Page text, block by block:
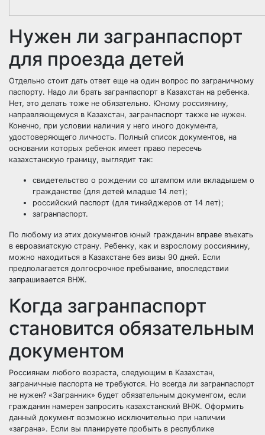
Нужен ли загранпаспорт
для проезда детей
Отдельно стоит дать ответ еще на один вопрос по заграничному
паспорту. Надо ли брать загранпаспорт в Казахстан на ребенка.
Нет, это делать тоже не обязательно. Юному россиянину,
направляющемуся в Казахстан, загранпаспорт также не нужен.
Конечно, при условии наличия у него иного документа,
удостоверяющего личность. Полный список документов, на
основании которых ребенок имеет право пересечь
казахстанскую границу, выглядит так:
свидетельство о рождении со штампом или вкладышем о
гражданстве (для детей младше 14 лет);
российский паспорт (для тинэйджеров от 14 лет);
загранпаспорт.
По любому из этих документов юный гражданин вправе въехать
в евроазиатскую страну. Ребенку, как и взрослому россиянину,
можно находиться в Казахстане без визы 90 дней. Если
предполагается долгосрочное пребывание, впоследствии
запрашивается ВНЖ.
Когда загранпаспорт
становится обязательным
документом
Россиянам любого возраста, следующим в Казахстан,
заграничные паспорта не требуются. Но всегда ли загранпаспорт
не нужен? «Загранник» будет обязательным документом, если
гражданин намерен запросить казахстанский ВНЖ. Оформить
данный документ возможно исключительно при наличии
«заграна». Если вы планируете пробыть в республике